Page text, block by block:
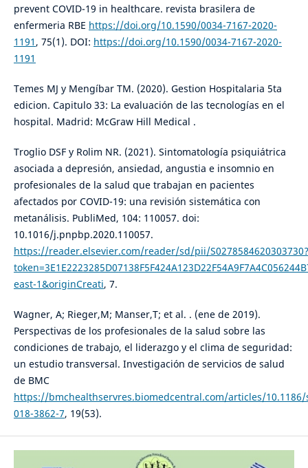
prevent COVID-19 in healthcare. revista brasilera de
enfermeria RBE https://doi.org/10.1590/0034-7167-2020-
1191 , 75(1). DOI: https://doi.org/10.1590/0034-7167-2020-
1191
Temes MJ y Mengíbar TM. (2020). Gestion Hospitalaria 5ta
edicion. Capitulo 33: La evaluación de las tecnologías en el
hospital. Madrid: McGraw Hill Medical .
Troglio DSF y Rolim NR. (2021). Sintomatología psiquiátrica
asociada a depresión, ansiedad, angustia e insomnio en
profesionales de la salud que trabajan en pacientes
afectados por COVID-19: una revisión sistemática con
metanálisis. PubliMed, 104: 110057. doi:
10.1016/j.pnpbp.2020.110057.
https://reader.elsevier.com/reader/sd/pii/S0278584620303730?
east-1&originCreati, 7.
Wagner, A; Rieger,M; Manser,T; et al. . (ene de 2019).
Perspectivas de los profesionales de la salud sobre las
condiciones de trabajo, el liderazgo y el clima de seguridad:
un estudio transversal. Investigación de servicios de salud
de BMC
https://bmchealthservres.biomedcentral.com/articles/10.1186/
018-3862-7, 19(53).